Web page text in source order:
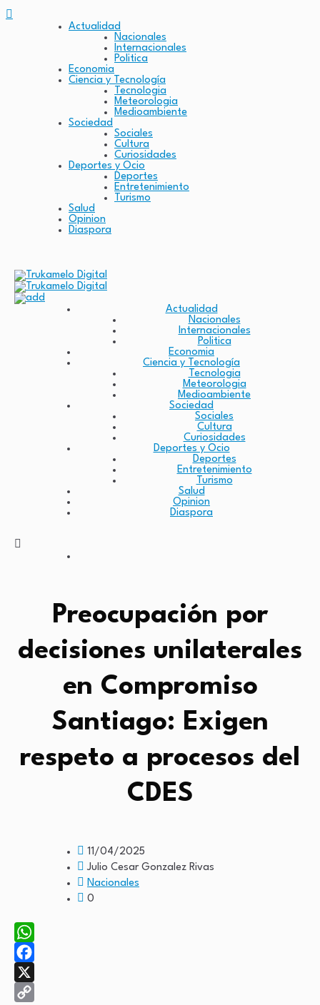
Actualidad
Nacionales
Internacionales
Politica
Economia
Ciencia y Tecnología
Tecnologia
Meteorologia
Medioambiente
Sociedad
Sociales
Cultura
Curiosidades
Deportes y Ocio
Deportes
Entretenimiento
Turismo
Salud
Opinion
Diaspora
Actualidad
Nacionales
Internacionales
Politica
Economia
Ciencia y Tecnología
Tecnologia
Meteorologia
Medioambiente
Sociedad
Sociales
Cultura
Curiosidades
Deportes y Ocio
Deportes
Entretenimiento
Turismo
Salud
Opinion
Diaspora
Preocupación por
decisiones unilaterales
en Compromiso
Santiago: Exigen
respeto a procesos del
CDES
11/04/2025
Julio Cesar Gonzalez Rivas
Nacionales
0
WhatsApp
Facebook
X